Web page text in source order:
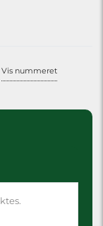
Vis nummeret